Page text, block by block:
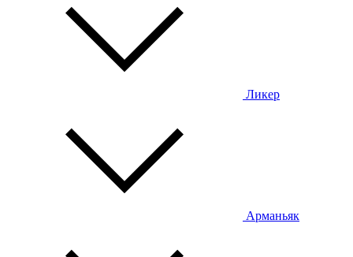
Ликер
Арманьяк